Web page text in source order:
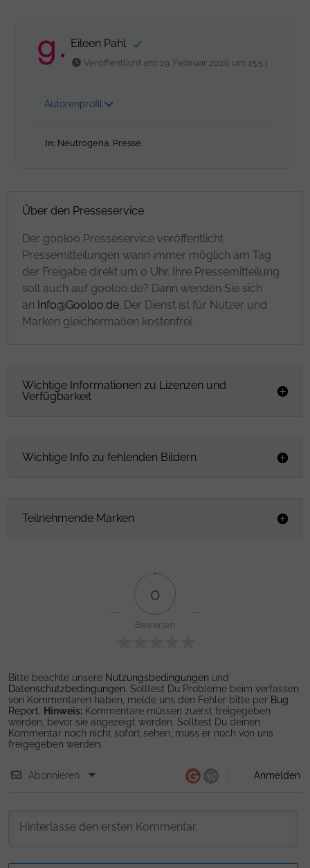
Eileen Pahl
Veröffentlicht am: 19. Februar 2026 um 15:53
Autorenprofil
In: Neutrogena, Presse
Über den Presseservice
Der gooloo Presseservice veröffentlicht
Pressemitteilungen wann immer möglich am Tag
der Freigabe direkt um 0 Uhr. Ihre Pressemitteilung
soll auch auf gooloo.de? Dann wenden Sie sich
an Info@Gooloo.de. Der Dienst ist für Nutzer und
Marken gleichermaßen kostenfrei.
Wichtige Informationen zu Lizenzen und
Verfügbarkeit
Wichtige Info zu fehlenden Bildern
Teilnehmende Marken
0
Bewerten
Bitte beachte unsere Nutzungsbedingungen und
Datenschutzbedingungen. Solltest Du Probleme beim verfassen
von Kommentaren haben, melde uns den Fehler bitte per Bug
Report. Hinweis: Kommentare müssen zuerst freigegeben
werden, bevor sie angezeigt werden. Solltest Du deinen
Kommentar noch nicht sofort sehen, muss er noch von uns
freigegeben werden.
Abonnieren Anmelden